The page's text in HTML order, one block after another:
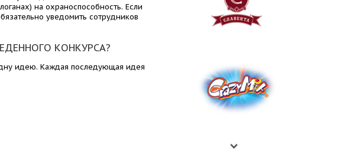
на охраноспособность. Если
уведомить сотрудников
КОНКУРСА?
идею. Каждая последующая идея